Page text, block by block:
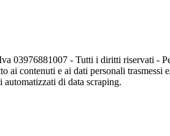
03976881007 - Tutti i diritti riservati -
ai contenuti e ai dati personali
di data scraping.